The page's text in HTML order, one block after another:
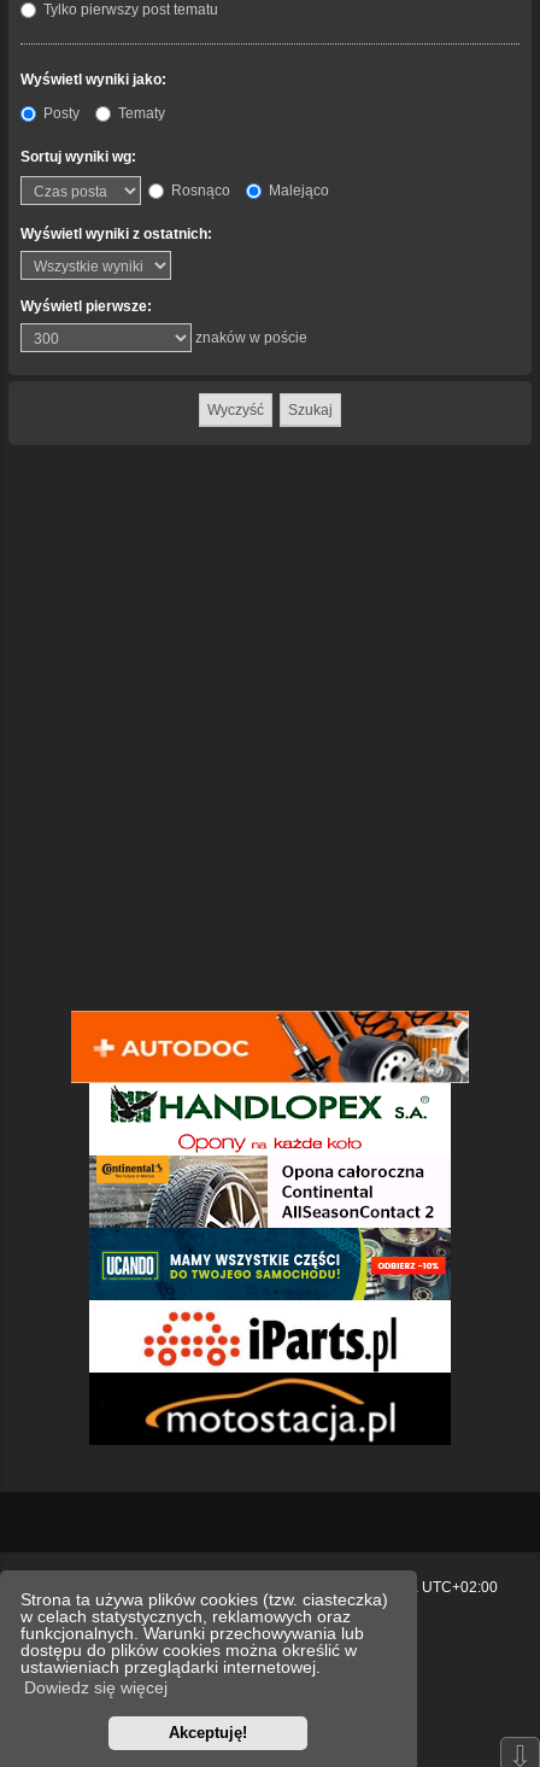
Strona ta używa plików cookies (tzw. ciasteczka)
w celach statystycznych, reklamowych oraz
funkcjonalnych. Warunki przechowywania lub
dostępu do plików cookies można określić w
ustawieniach przeglądarki internetowej.
Dowiedz się więcej
Akceptuję!
Tylko pierwszy post tematu
Wyświetl wyniki jako:
Posty
Tematy
Sortuj wyniki wg:
Rosnąco
Malejąco
Wyświetl wyniki z ostatnich:
Wyświetl pierwsze:
znaków w poście
Strefa czasowa UTC+02:00
Polityka prywatności.
Technologię dostarczaphpBB® Forum Software © phpBB Limited
Polski pakiet językowy dostarczaphpBB.pl
we_universal created by INVENTEA & v12mike
phpBB SEO ⇩